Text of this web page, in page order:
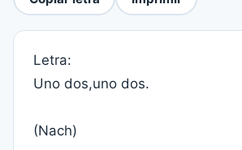
Letra:
Uno dos,uno dos.
(Nach)